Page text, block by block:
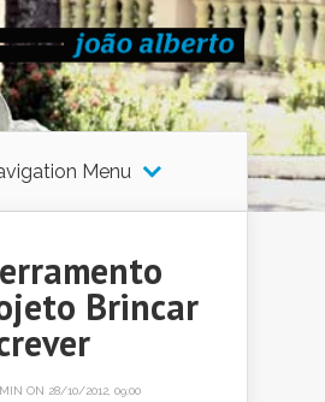
Menu
Brincar
ON 28/10/2012, 09:00